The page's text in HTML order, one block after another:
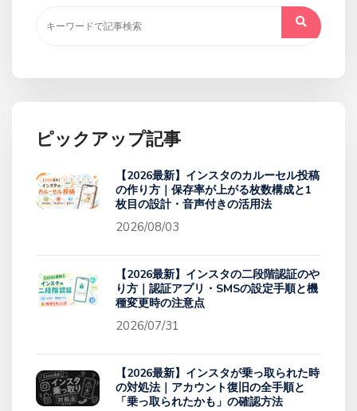
ピックアップ記事
【2026最新】インスタのカルーセル投稿
の作り方｜保存率が上がる枚数構成と1
枚目の設計・音声付きの活用法
2026/08/03
【2026最新】インスタの二段階認証のや
り方｜認証アプリ・SMSの設定手順と機
種変更時の注意点
2026/07/31
【2026最新】インスタが乗っ取られた時
の対処法｜アカウント復旧の全手順と
「乗っ取られたかも」の確認方法